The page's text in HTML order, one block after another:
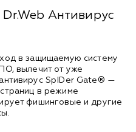
Антивирус
в защищаемую систему
вылечит от уже
SpIDer Gate® —
в режиме
фишинговые и другие